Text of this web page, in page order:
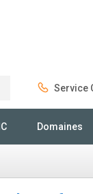
Service
Domaines